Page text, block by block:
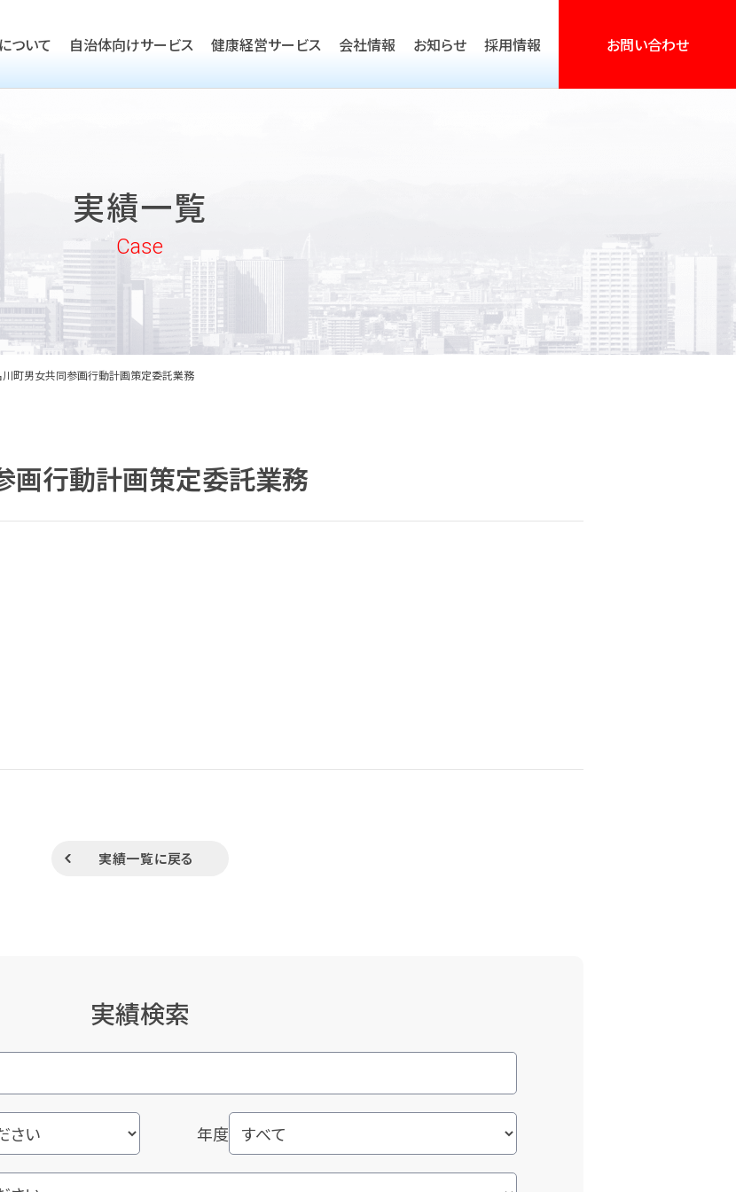
ついて 自治体向けサービス
実績一覧
健康経営サービス
健康経営優良法人取得支援
企業向けヘルスケア・健康経営活動支援
会社情報
沿革
めいほうの取り組み
めいほうの歴史
お知らせ 採用情報 お問い合わせ
実績一覧
Case
町男女共同参画行動計画策定委託業務
画行動計画策定委託業務
実績一覧に戻る
実績検索
年度